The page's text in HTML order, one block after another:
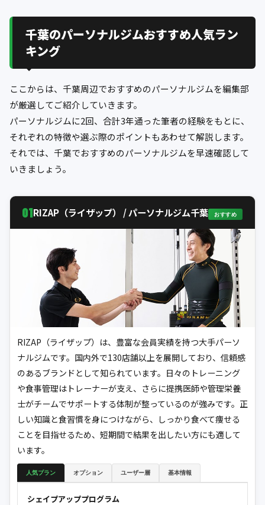
千葉のパーソナルジムおすすめ人気ラン
キング
ここからは、千葉周辺でおすすめのパーソナルジムを編集部
が厳選してご紹介していきます。
パーソナルジムに2回、合計3年通った筆者の経験をもとに、
それぞれの特徴や選ぶ際のポイントもあわせて解説します。
それでは、千葉でおすすめのパーソナルジムを早速確認して
いきましょう。
01RIZAP（ライザップ） / パーソナルジム千葉 おすすめ
RIZAP（ライザップ）は、豊富な会員実績を持つ大手パーソ
ナルジムです。国内外で130店舗以上を展開しており、信頼感
のあるブランドとして知られています。日々のトレーニング
や食事管理はトレーナーが支え、さらに提携医師や管理栄養
士がチームでサポートする体制が整っているのが強みです。正
しい知識と食習慣を身につけながら、しっかり食べて痩せる
ことを目指せるため、短期間で結果を出したい方にも適して
います。
人気プラン オプション ユーザー層 基本情報
シェイプアッププログラム